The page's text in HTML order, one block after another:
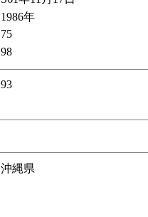
1986年
75
98
93
沖縄県